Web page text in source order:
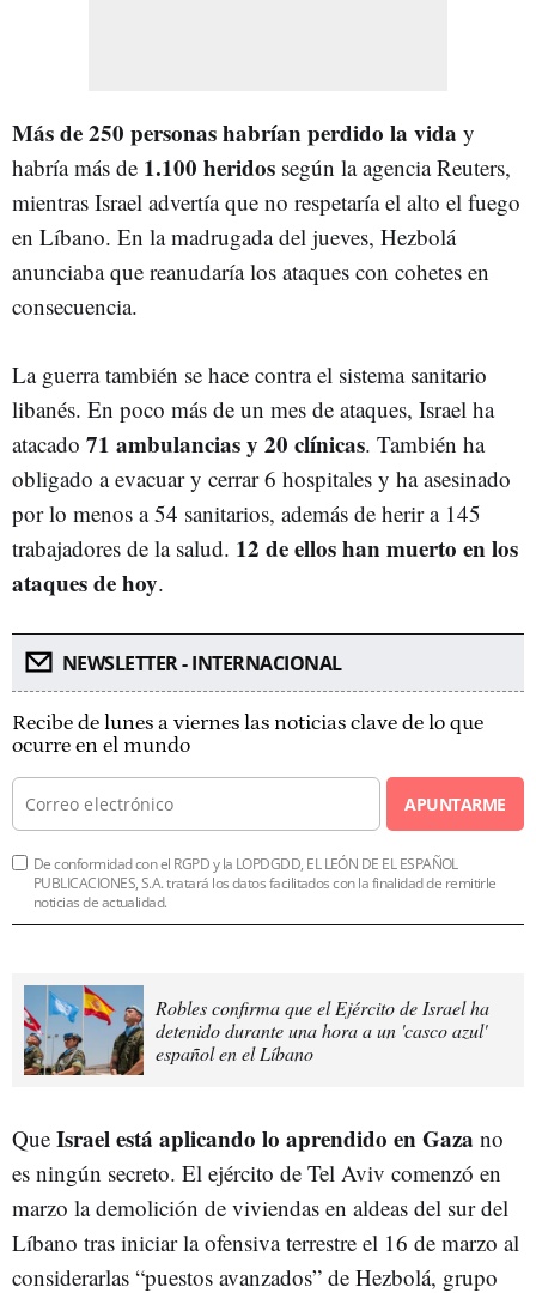
Más de 250 personas habrían perdido la vida y
habría más de 1.100 heridos según la agencia Reuters,
mientras Israel advertía que no respetaría el alto el fuego
en Líbano. En la madrugada del jueves, Hezbolá
anunciaba que reanudaría los ataques con cohetes en
consecuencia.
La guerra también se hace contra el sistema sanitario
libanés. En poco más de un mes de ataques, Israel ha
atacado 71 ambulancias y 20 clínicas. También ha
obligado a evacuar y cerrar 6 hospitales y ha asesinado
por lo menos a 54 sanitarios, además de herir a 145
trabajadores de la salud. 12 de ellos han muerto en los
ataques de hoy.
NEWSLETTER - INTERNACIONAL
Recibe de lunes a viernes las noticias clave de lo que
ocurre en el mundo
APUNTARME
De conformidad con el RGPD y la LOPDGDD, EL LEÓN DE EL ESPAÑOL
PUBLICACIONES, S.A. tratará los datos facilitados con la finalidad de remitirle
noticias de actualidad.
Robles confirma que el Ejército de Israel ha
detenido durante una hora a un 'casco azul'
español en el Líbano
Que Israel está aplicando lo aprendido en Gaza no
es ningún secreto. El ejército de Tel Aviv comenzó en
marzo la demolición de viviendas en aldeas del sur del
Líbano tras iniciar la ofensiva terrestre el 16 de marzo al
considerarlas “puestos avanzados” de Hezbolá, grupo